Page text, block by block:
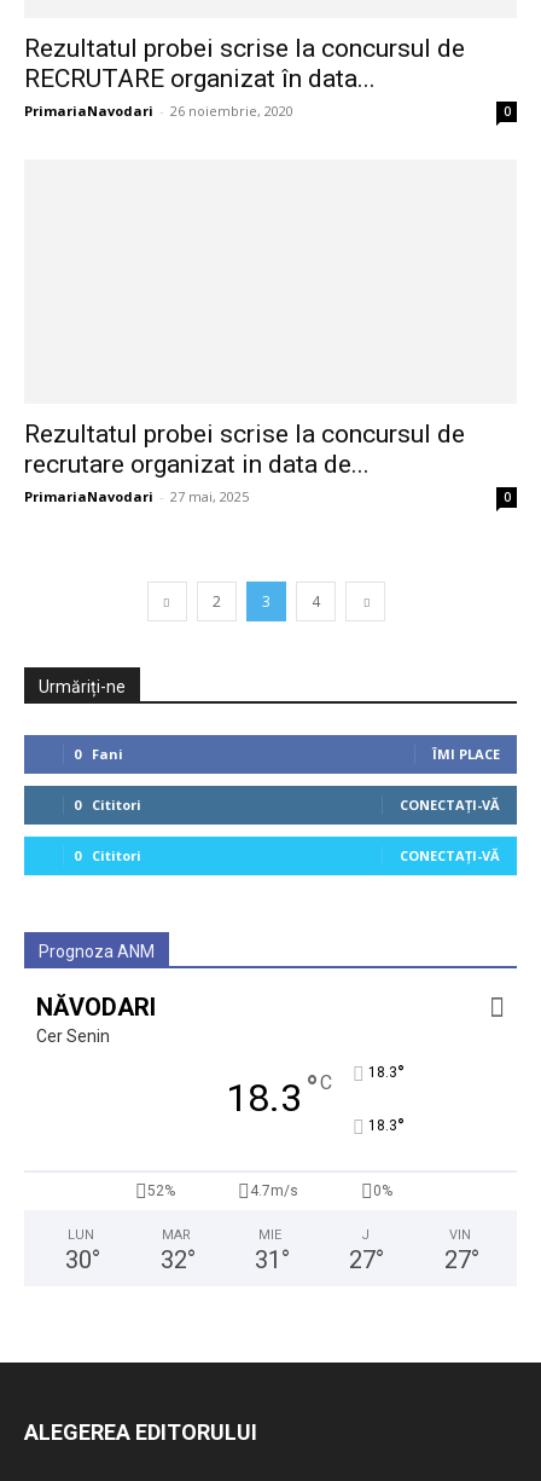
Rezultatul probei scrise la concursul de
RECRUTARE organizat în data...
PrimariaNavodari - 26 noiembrie, 2020 0
Rezultatul probei scrise la concursul de
recrutare organizat in data de...
PrimariaNavodari - 27 mai, 2025 0
2 3 4
Urmăriți-ne
0 Fani ÎMI PLACE
0 Cititori CONECTAȚI-VĂ
0 Cititori CONECTAȚI-VĂ
Prognoza ANM
NĂVODARI
Cer Senin
18.3 °C 18.3°
18.3°
52% 4.7m/s 0%
LUN
30°
MAR
32°
MIE
31 °
J
27°
VIN
27°
ALEGEREA EDITORULUI